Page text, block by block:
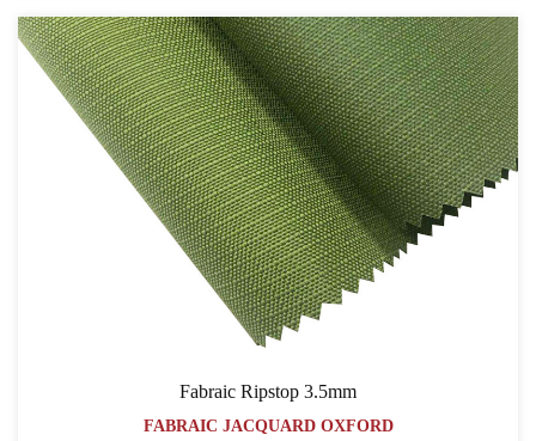
Fabraic Ripstop 3.5mm
FABRAIC JACQUARD OXFORD